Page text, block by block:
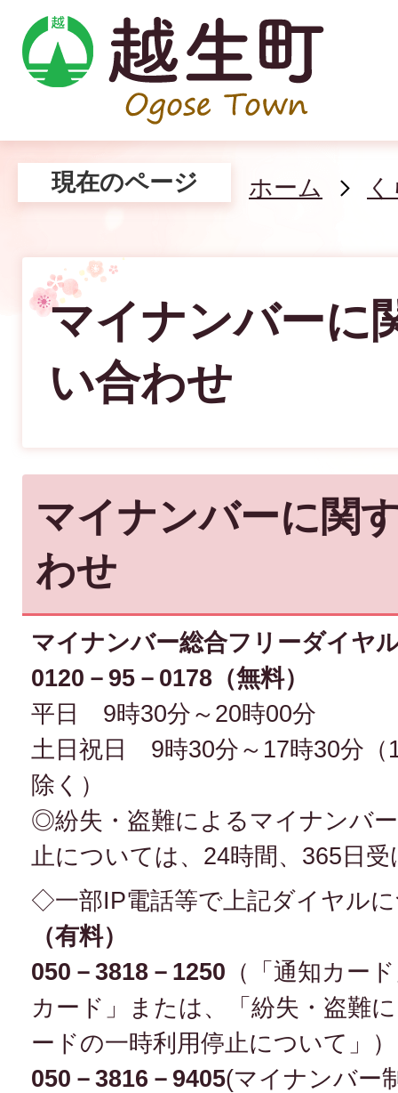
現在のページ ホーム
マイナンバーに
い合わせ
マイナンバーに関
わせ
マイナンバー総合フリーダイヤ
0120－95－0178（無料）
平日 9時30分～20時00分
土日祝日 9時30分～17時30分（
除く）
◎紛失・盗難によるマイナンバ
止については、24時間、365日
◇一部IP電話等で上記ダイヤル
（有料）
050－3818－1250 （「通知カー
カード」または、「紛失・盗難
ードの一時利用停止について」）
050－3816－9405(マイナンバー